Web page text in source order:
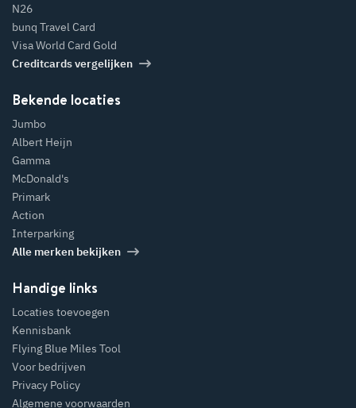
N26
bunq Travel Card
Visa World Card Gold
Creditcards vergelijken
Bekende locaties
Jumbo
Albert Heijn
Gamma
McDonald's
Primark
Action
Interparking
Alle merken bekijken
Handige links
Locaties toevoegen
Kennisbank
Flying Blue Miles Tool
Voor bedrijven
Privacy Policy
Algemene voorwaarden